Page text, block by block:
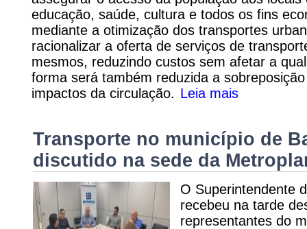
educação, saúde, cultura e todos os fins
mediante a otimização dos transportes
racionalizar a oferta de serviços de
mesmos, reduzindo custos sem afetar a
forma será também reduzida a
impactos da circulação. Leia mais
Transporte no município de
discutido na sede da
O Superintendente
recebeu na tarde
representantes do